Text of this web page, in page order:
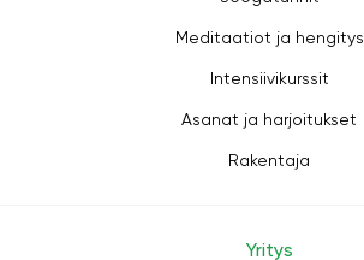
Meditaatiot ja hengitys
Intensiivikurssit
Asanat ja harjoitukset
Rakentaja
Yritys